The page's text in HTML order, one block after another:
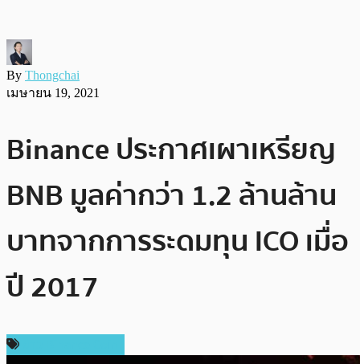
By Thongchai
เมษายน 19, 2021
Binance ประกาศเผาเหรียญ
BNB มูลค่ากว่า 1.2 ล้านล้าน
บาทจากการระดมทุน ICO เมื่อ
ปี 2017